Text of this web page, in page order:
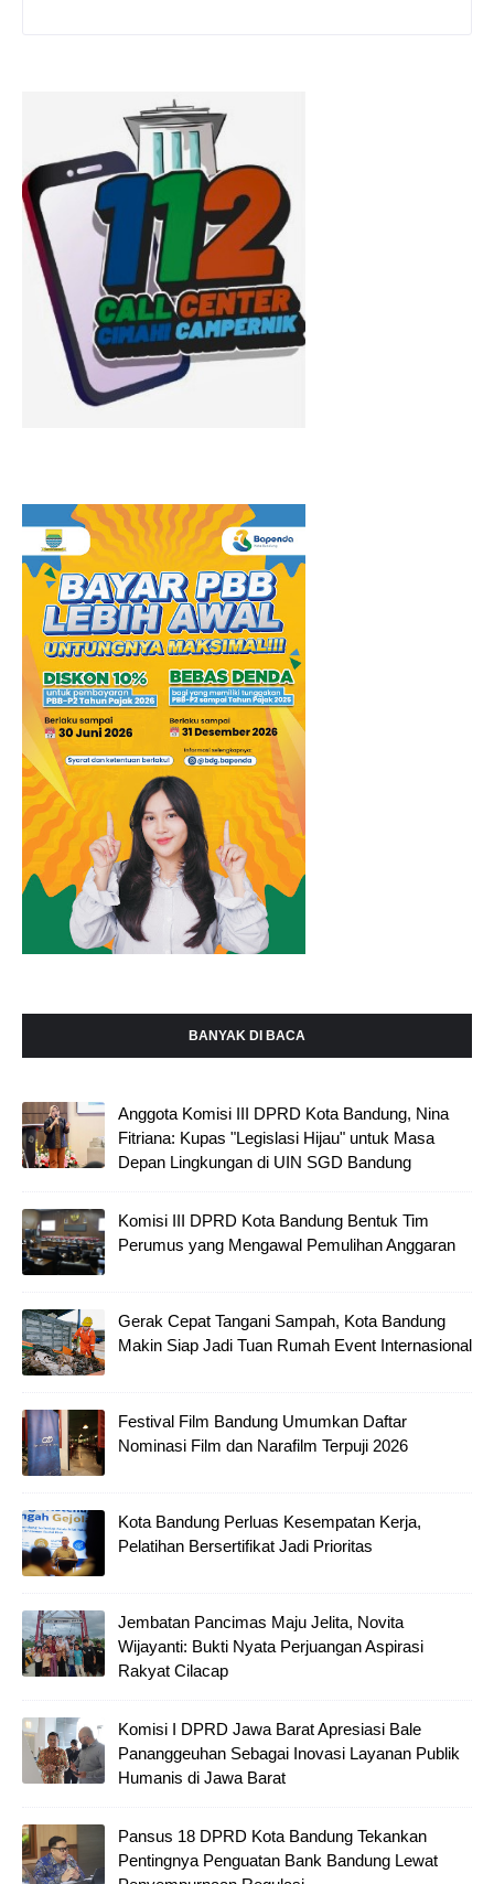
BANYAK DI BACA
Anggota Komisi III DPRD Kota Bandung, Nina
Fitriana: Kupas "Legislasi Hijau" untuk Masa
Depan Lingkungan di UIN SGD Bandung
Komisi III DPRD Kota Bandung Bentuk Tim
Perumus yang Mengawal Pemulihan Anggaran
Gerak Cepat Tangani Sampah, Kota Bandung
Makin Siap Jadi Tuan Rumah Event Internasional
Festival Film Bandung Umumkan Daftar
Nominasi Film dan Narafilm Terpuji 2026
Kota Bandung Perluas Kesempatan Kerja,
Pelatihan Bersertifikat Jadi Prioritas
Jembatan Pancimas Maju Jelita, Novita
Wijayanti: Bukti Nyata Perjuangan Aspirasi
Rakyat Cilacap
Komisi I DPRD Jawa Barat Apresiasi Bale
Pananggeuhan Sebagai Inovasi Layanan Publik
Humanis di Jawa Barat
Pansus 18 DPRD Kota Bandung Tekankan
Pentingnya Penguatan Bank Bandung Lewat